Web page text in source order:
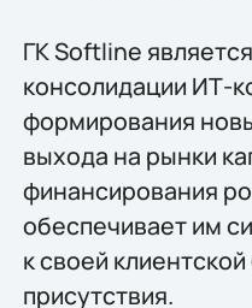
ГК Softline
консолидации ИТ-
формирования
выхода на рынки
финансирования
обеспечивает им
к своей
присутствия.